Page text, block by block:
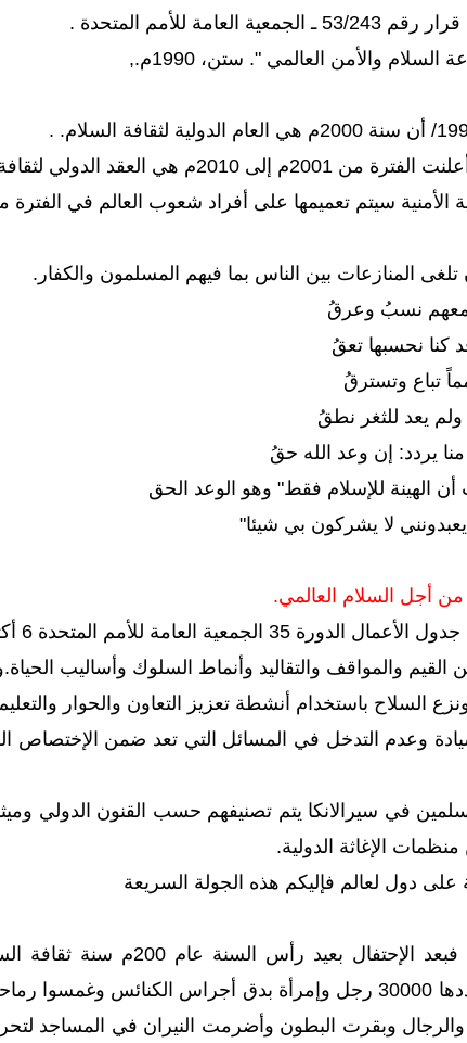
للأمم المتحدة .
والأمن العالمي ". ستن، 1990م.,
سيتم تعميمها على أفراد شعوب العالم في الفترة من 2001م
المنازعات بين الناس بما فيهم المسلمون والكفار.
معهم نسبُ وعرقُ
كنا نحسبها تعقُ
تباع وتسترقُ
ولم يعد للثغر نطقُ
يردد: إن وعد الله حقُ
الهينة للإسلام فقط" وهو الوعد الحق
لا يشركون بي شيئا"
من أجل السلام العالمي.
والمواقف والتقاليد وأنماط السلوك وأساليب
وعدم التدخل في المسائل التي تعد ضمن الإختصاص
في سيرالانكا يتم تصنيفهم حسب القنون الدولي
الإغاثة الدولية.
على دول لعالم فإليكم هذه الجولة السريعة
· ولنبدأ بأكبر آثارها وأعنفها
مجموعة من النصارى يقدر عددها 30000 رجل وإمرأة بدق أجراس
وبقرت البطون وأضرمت النيران في المساجد